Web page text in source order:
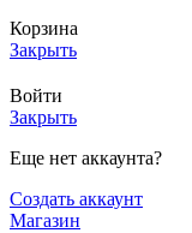
Корзина
Закрыть
Войти
Закрыть
Еще нет аккаунта?
Создать аккаунт
Магазин